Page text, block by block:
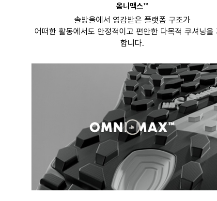
옴니맥스™
솔방울에서 영감받은 플랫폼 구조가
어떠한 활동에서도 안정적이고 편안한 다목적 쿠셔닝을
합니다.